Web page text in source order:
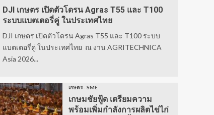
DJI เกษตร เปิดตัวโดรน Agras T55 และ T100
ระบบแบตเตอรี่คู่ ในประเทศไทย
DJI เกษตร เปิดตัวโดรน Agras T55 และ T100 ระบบ
แบตเตอรี่คู่ ในประเทศไทย ณ งาน AGRITECHNICA
Asia 2026...
เกษตร - SME
เกษมชัยฟู้ด เตรียมความ
พร้อมเพิ่มกำลังการผลิตไข่ไก่